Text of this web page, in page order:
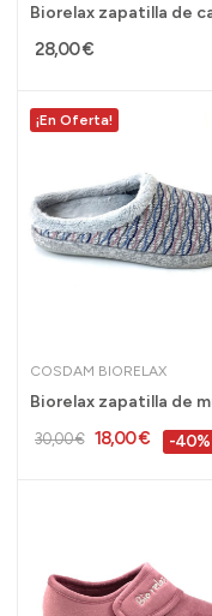
28,00 €
¡En Oferta!
COSDAM BIORELAX
30,00 € 18,00 € -40%